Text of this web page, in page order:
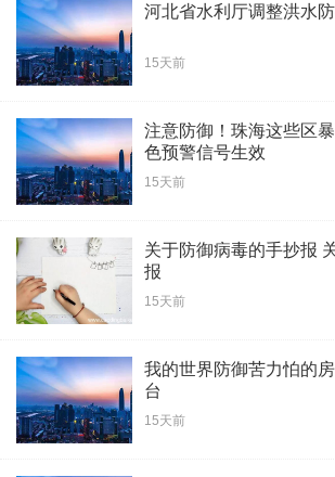
河北省水利厅调整洪水
15天前
注意防御！珠海这些区
色预警信号生效
15天前
关于防御病毒的手抄报
报
15天前
我的世界防御苦力怕的
台
15天前